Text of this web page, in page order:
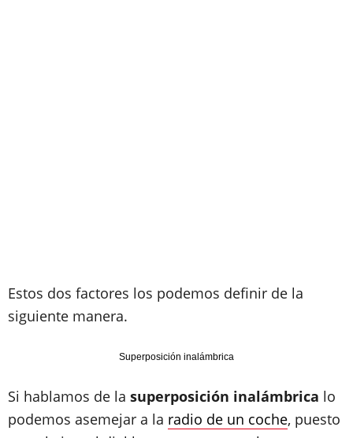
Estos dos factores los podemos definir de la
siguiente manera.
Superposición inalámbrica
Si hablamos de la superposición inalámbrica lo
podemos asemejar a la radio de un coche, puesto